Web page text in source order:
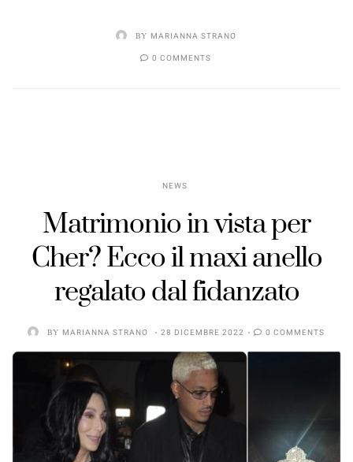
BY MARIANNA STRANO
0 COMMENTS
NEWS
Matrimonio in vista per
Cher? Ecco il maxi anello
regalato dal fidanzato
BY MARIANNA STRANO 28 DICEMBRE 2022 0 COMMENTS